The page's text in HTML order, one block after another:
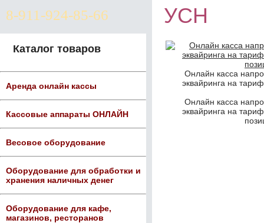
8-911-924-85-66
Каталог товаров
Аренда онлайн кассы
Кассовые аппараты ОНЛАЙН
Весовое оборудование
Оборудование для обработки и
хранения наличных денег
Оборудование для кафе,
магазинов, ресторанов
УСН
Онлайн касса
эквайринга на
Онлайн касса
эквайринга на